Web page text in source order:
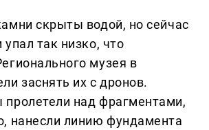
скрыты водой, но сейчас
упал так низко, что
музея в
заснять их с дронов.
пролетели над фрагментами,
нанесли линию фундамента